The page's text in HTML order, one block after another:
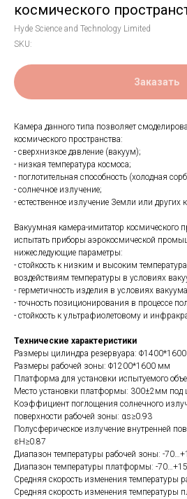
космического
Hyde Science and Technology Limited
SKU:
Заказать
Камера данного типа позволяет
космического пространства:
- сверхнизкое давление (вакуум);
- низкая температура космоса;
- поглотительная способность (холодная
- солнечное излучение;
- естественное излучение Земли или других
Вакуумная камера-имитатор космического
испытать приборы аэрокосмической
нижеследующие параметры:
- стойкость к низким и высоким
воздействиям температуры в условиях
- герметичность изделия в условиях
- точность позиционирования в процессе
- стойкость к ультрафиолетовому и
Технические характеристики
Размеры цилиндра резервуара:
Размеры рабочей зоны: Φ1200*1600 мм
Платформа для установки испытуемого
Место установки платформы: 300±2мм под
Коэффициент поглощения солнечного
поверхности рабочей зоны: αs≥0.93
Полусферическое излучение внутренней
εH≥0.87
Диапазон температуры рабочей зоны: -
Диапазон температуры платформы: -
Средняя скорость изменения
Средняя скорость изменения